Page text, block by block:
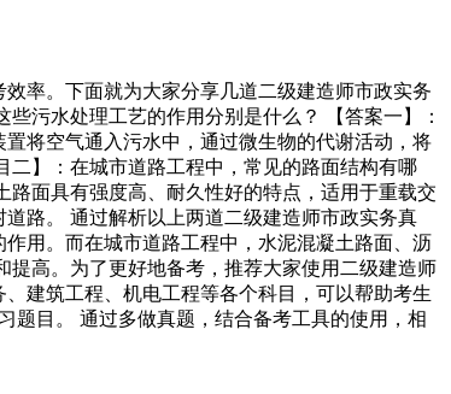
率。下面就为大家分享几道二级建造师市政实务
污水处理工艺的作用分别是什么？ 【答案一】：
将空气通入污水中，通过微生物的代谢活动，将
】：在城市道路工程中，常见的路面结构有哪
面具有强度高、耐久性好的特点，适用于重载交
路。 通过解析以上两道二级建造师市政实务真
用。而在城市道路工程中，水泥混凝土路面、沥
高。为了更好地备考，推荐大家使用二级建造师
建筑工程、机电工程等各个科目，可以帮助考生
题目。 通过多做真题，结合备考工具的使用，相